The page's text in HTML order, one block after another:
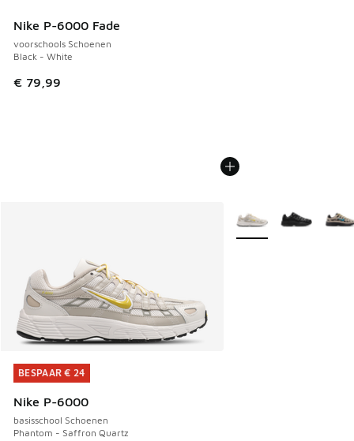
Nike P-6000 Fade
voorschools Schoenen
Black - White
€ 79,99
BESPAAR € 24
Nike P-6000
basisschool Schoenen
Phantom - Saffron Quartz
BESPAAR € 24
Meer kleuren